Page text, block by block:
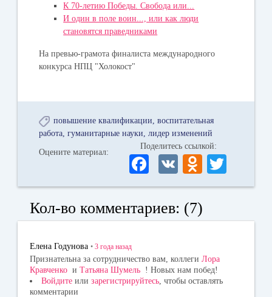
К 70-летию Победы. Свобода или...
И один в поле воин..., или как люди
становятся праведниками
На превью-грамота финалиста международного
конкурса НПЦ "Холокост"
повышение квалификации
воспитательная
работа гуманитарные науки лидер изменений
Оцените материал:
Поделитесь ссылкой:
Fa
ce
bo
ok
V
K
O
dn
la
ni
ki
wi
r
Кол-во комментариев: (7)
Елена Годунова • 3 года назад
Признательна за сотрудничество вам, коллеги Лора
Кравченко и Татьяна Шумель ! Новых нам побед!
Войдите или зарегистрируйтесь , чтобы оставлять
комментарии